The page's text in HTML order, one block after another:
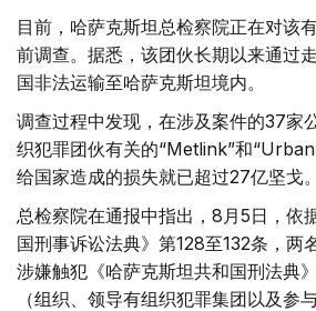
目前，哈萨克斯坦总检察院正在对该
前调查。据悉，该团伙长期以来通过
国非法运输至哈萨克斯坦境内。
调查过程中发现，在涉及案件的37家
织犯罪团伙有关的“Metlink”和
给国家造成的损失就已超过27亿坚戈。
总检察院在通报中指出，8月5日，依
国刑事诉讼法典》第128至132条，两
涉嫌触犯《哈萨克斯坦共和国刑法典
（组织、领导有组织犯罪集团以及参